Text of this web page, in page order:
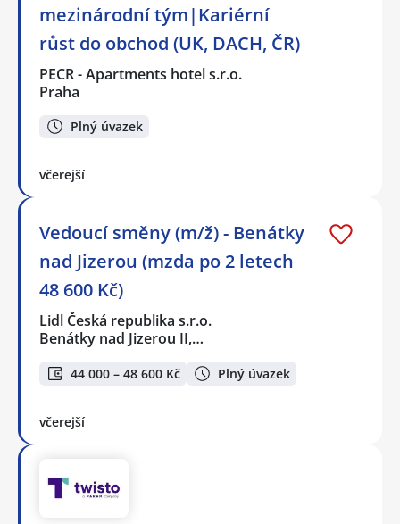
mezinárodní tým|Kariérní
růst do obchod (UK, DACH, ČR)
PECR - Apartments hotel s.r.o.
Praha
Plný úvazek
včerejší
Vedoucí směny (m/ž) - Benátky
nad Jizerou (mzda po 2 letech
48 600 Kč)
Lidl Česká republika s.r.o.
Benátky nad Jizerou II,…
44 000 – 48 600 Kč Plný úvazek
včerejší